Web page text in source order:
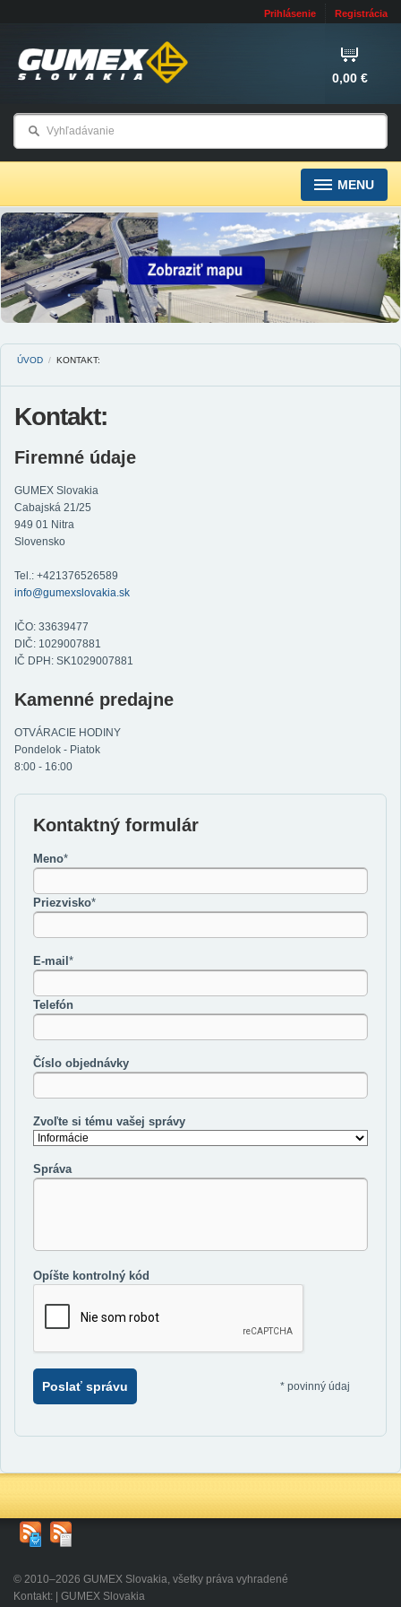
Prihlásenie Registrácia
0,00 €
MENU
ÚVOD / KONTAKT:
Kontakt:
Firemné údaje
GUMEX Slovakia
Cabajská 21/25
949 01 Nitra
Slovensko
Tel.: +421376526589
info@gumexslovakia.sk
IČO: 33639477
DIČ: 1029007881
IČ DPH: SK1029007881
Kamenné predajne
OTVÁRACIE HODINY
Pondelok - Piatok
8:00 - 16:00
Kontaktný formulár
Meno*
Priezvisko*
E-mail*
Telefón
Číslo objednávky
Zvoľte si tému vašej správy
Správa
Opíšte kontrolný kód
Poslať správu * povinný údaj
© 2010–2026 GUMEX Slovakia, všetky práva vyhradené
Kontakt: | GUMEX Slovakia